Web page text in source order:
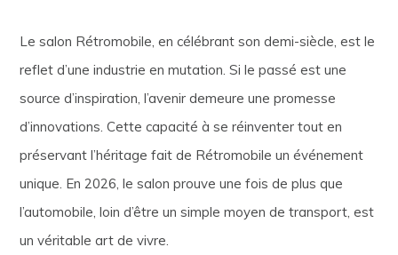
Le salon Rétromobile, en célébrant son demi-siècle, est le
reflet d’une industrie en mutation. Si le passé est une
source d’inspiration, l’avenir demeure une promesse
d’innovations. Cette capacité à se réinventer tout en
préservant l’héritage fait de Rétromobile un événement
unique. En 2026, le salon prouve une fois de plus que
l’automobile, loin d’être un simple moyen de transport, est
un véritable art de vivre.